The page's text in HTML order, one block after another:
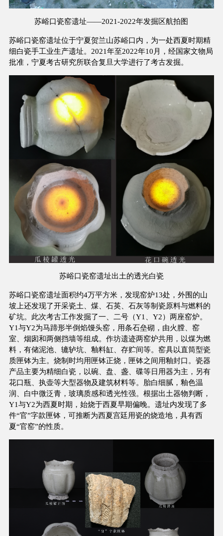
苏峪口瓷窑遗址——2021-2022年发掘区航拍图
苏峪口瓷窑遗址位于宁夏贺兰山苏峪口内，为一处西夏时期精
细白瓷手工业生产遗址。2021年至2022年10月，经国家文物局
批准，宁夏考古研究所联合复旦大学进行了考古发掘。
苏峪口瓷窑遗址出土的透光白瓷
苏峪口瓷窑遗址面积约4万平方米，发现窑炉13处，外围的山
坡上还发现了开采瓷土、煤、石英、石灰等制瓷原料与燃料的
矿坑。此次考古工作发掘了一、二号（Y1、Y2）两座窑炉。
Y1与Y2为马蹄形半倒焰馒头窑，用条石垒砌，由火膛、窑
室、烟囱和两侧挡墙等组成。作坊遗迹两窑炉共用，以煤为燃
料，有储泥池、辘轳坑、釉料缸、存贮间等。窑具以直筒型瓷
质匣钵为主。烧制时均用匣钵正烧，匣钵之间用釉封口。瓷器
产品主要为精细白瓷，以碗、盘、盏、碟等日用器为主，另有
花口瓶、执壶等大型器物及建筑材料等。胎白细腻，釉色温
润、白中微泛青，玻璃质感和透光性强。根据出土器物判断，
Y1与Y2为西夏时期，始烧于西夏早期偏晚。遗址内发现了多
件“官”字款匣钵，可推断为西夏宫廷用瓷的烧造地，具有西
夏“官窑”的性质。